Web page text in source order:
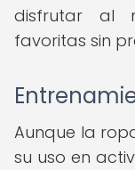
disfrutar al
favoritas sin
Aunque la
su uso en